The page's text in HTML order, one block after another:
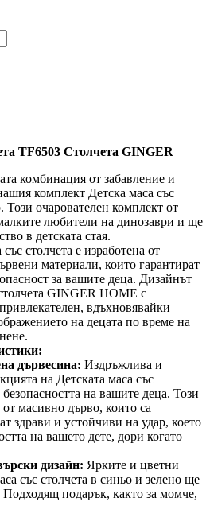
TF6503 Столчета GINGER
комбинация от забавление и
комплект Детска маса със
Този очарователен комплект от
любители на динозаври и ще
в детската стая.
столчета е изработена от
материали, които гарантират
за вашите деца. Дизайнът
GINGER HOME с
вдъхновявайки
на децата по време на
дървесина: Издръжлива и
на Детската маса със
безопасността на вашите деца. Този
масивно дърво, които са
здрави и устойчиви на удар, което
на вашето дете, дори когато
дизайн: Ярките и цветни
със столчета в синьо и зелено ще
Подходящ подарък, както за момче,